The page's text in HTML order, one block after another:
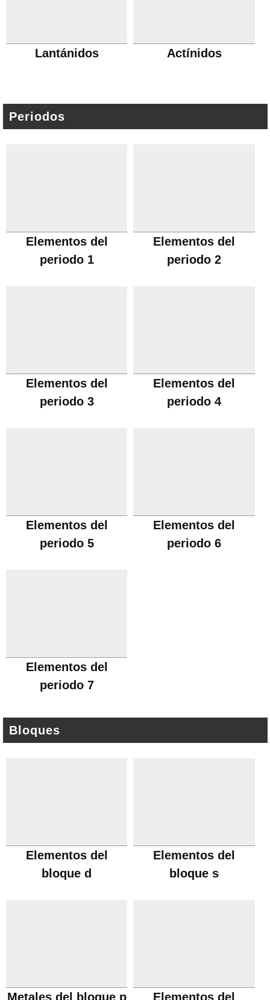
Lantánidos Actínidos
Periodos
Elementos del
periodo 1
Elementos del
periodo 2
Elementos del
periodo 3
Elementos del
periodo 4
Elementos del
periodo 5
Elementos del
periodo 6
Elementos del
periodo 7
Bloques
Elementos del
bloque d
Elementos del
bloque s
Metales del bloque p Elementos del